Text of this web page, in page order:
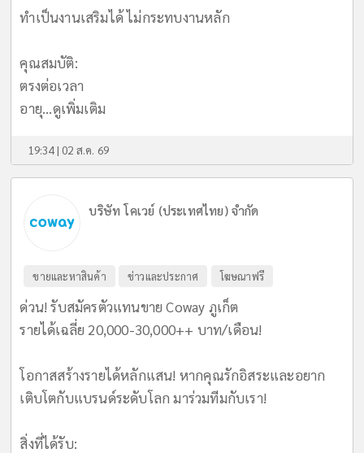
ทำเป็นงานเสริมได้ ไม่กระทบงานหลัก
​คุณสมบัติ:
ตรงต่อเวลา
อายุ...ดูเพิ่มเติม
19:34 | 02 ส.ค. 69
บริษัท โคเวย์ (ประเทศไทย) จำกัด
ขายและหาสินค้า ข่าวและประกาศ โฆษณาฟรี
ด่วน! รับสมัครตัวแทนขาย Coway ภูเก็ต
รายได้เฉลี่ย 20,000-30,000++ บาท/เดือน!
​โอกาสสร้างรายได้หลักแสน! หากคุณรักอิสระและอยาก
เติบโตกับแบรนด์ระดับโลก มาร่วมทีมกับเรา!
​สิ่งที่ได้รับ: